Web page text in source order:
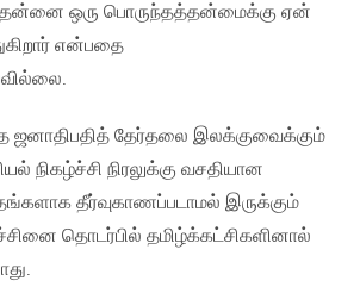
தன்னை ஒரு பொருந்தத்தன்மைக்கு ஏன்
என்பதை
தேர்தலை இலக்குவைக்கும்
நிகழ்ச்சி நிரலுக்கு வசதியான
தீர்வுகாணப்படாமல் இருக்கும்
தொடர்பில் தமிழ்க்கட்சிகளினால்